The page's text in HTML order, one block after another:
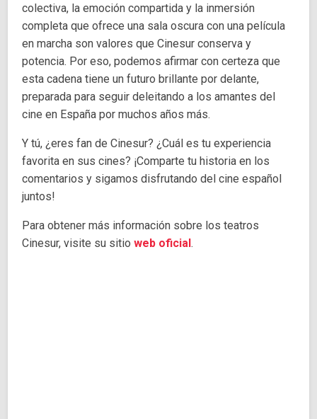
colectiva, la emoción compartida y la inmersión
completa que ofrece una sala oscura con una película
en marcha son valores que Cinesur conserva y
potencia. Por eso, podemos afirmar con certeza que
esta cadena tiene un futuro brillante por delante,
preparada para seguir deleitando a los amantes del
cine en España por muchos años más.
Y tú, ¿eres fan de Cinesur? ¿Cuál es tu experiencia
favorita en sus cines? ¡Comparte tu historia en los
comentarios y sigamos disfrutando del cine español
juntos!
Para obtener más información sobre los teatros
Cinesur, visite su sitioweb oficial.